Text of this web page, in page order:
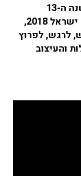
בטקס חגיגי שהתקיים במוזיאון ת"א, זו השנה ה-13
ברציפות, הוכתרו מעצבי ואדריכלי העל של ישראל 2018,
לרגש, לפרוץ
והעיצוב